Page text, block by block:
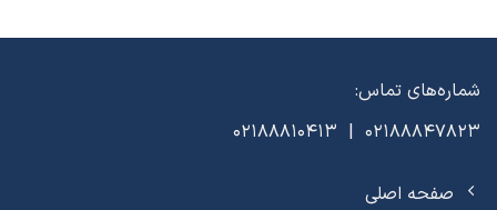
شماره‌های تماس:
02188847823 | 02188810413
صفحه اصلی